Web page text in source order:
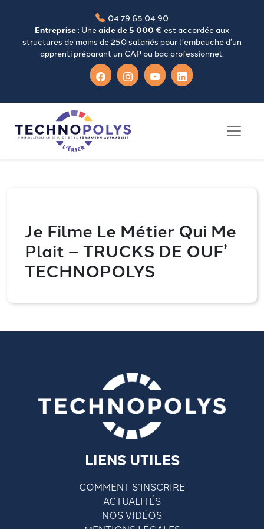
04 79 65 04 90
Entreprise: Uneaide de 5 000 € est accordée aux
structures de moins de 250 salariés pour l’embauche d’un
apprenti préparant un CAP ou bac professionnel.
Je Filme Le Métier Qui Me
Plait – TRUCKS DE OUF’
TECHNOPOLYS
LIENS UTILES
COMMENT S’INSCRIRE
ACTUALITÉS
NOS VIDÉOS